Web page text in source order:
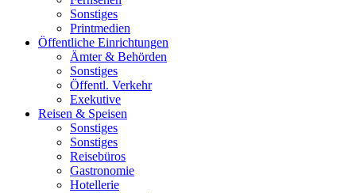
Sonstiges
Printmedien
Öffentliche Einrichtungen
Ämter & Behörden
Sonstiges
Öffentl. Verkehr
Exekutive
Reisen & Speisen
Sonstiges
Sonstiges
Reisebüros
Gastronomie
Hotellerie